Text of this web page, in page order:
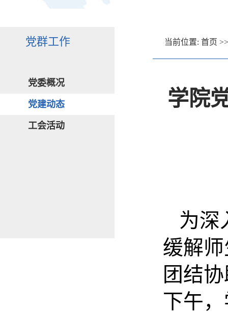
党群工作
党委概况
党建动态
工会活动
当前位置: 首页
学院
为深
缓解
团结
下午